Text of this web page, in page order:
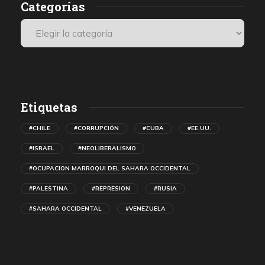
Categorías
Etiquetas
#CHILE #CORRUPCIÓN #CUBA #EE.UU.
#ISRAEL #NEOLIBERALISMO
#OCUPACION MARROQUI DEL SAHARA OCCIDENTAL
#PALESTINA #REPRESION #RUSIA
#SAHARA OCCIDENTAL #VENEZUELA